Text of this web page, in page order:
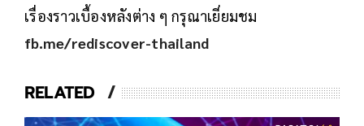
เรื่องราวเบื้องหลังต่าง ๆ กรุณาเยี่ยมชม
fb.me/rediscover-thailand
RELATED